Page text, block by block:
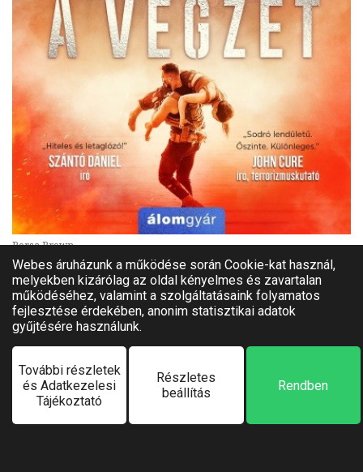
Borsa Brown
A végzet
Borító ár:
5 999 Ft
Korábbi ár:
Online ár: 1 800 Ft
-
Kosárba